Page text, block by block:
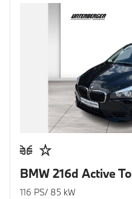
BMW 216d Active
116 PS/ 85 kW